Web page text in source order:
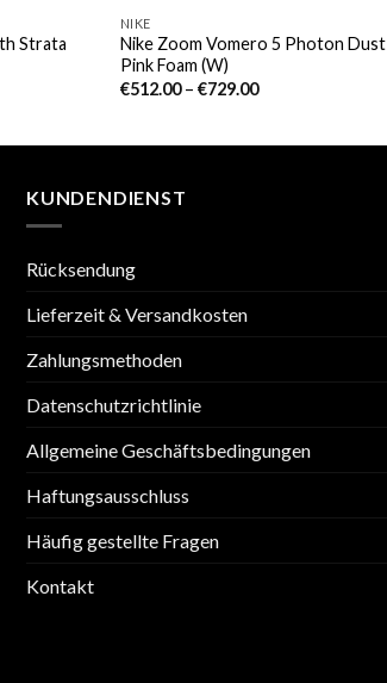
Strata
NIKE
Nike Zoom Vomero 5 Photon Dust
Pink Foam (W)
€512.00– €729.00
KUNDENDIENST
Rücksendung
Lieferzeit & Versandkosten
Zahlungsmethoden
Datenschutzrichtlinie
Allgemeine Geschäftsbedingungen
Haftungsausschluss
Häufig gestellte Fragen
Kontakt